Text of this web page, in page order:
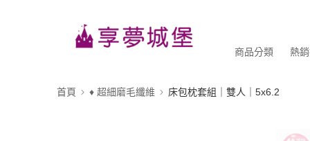
商品分類 熱
首頁 ♦ 超細磨毛纖維 床包枕套組｜雙人｜5x6.2